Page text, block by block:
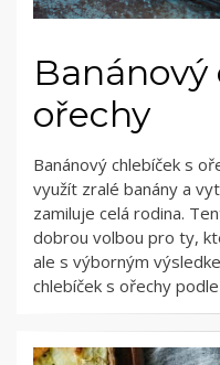
ořechy
Banánový chlebíček s
využít zralé banány a
zamiluje celá rodina.
dobrou volbou pro ty,
ale s výborným
chlebíček s ořechy